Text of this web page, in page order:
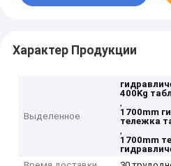
Характер Продукции
Выделенное
400Kg
,
1700mm
тележка
,
1700mm